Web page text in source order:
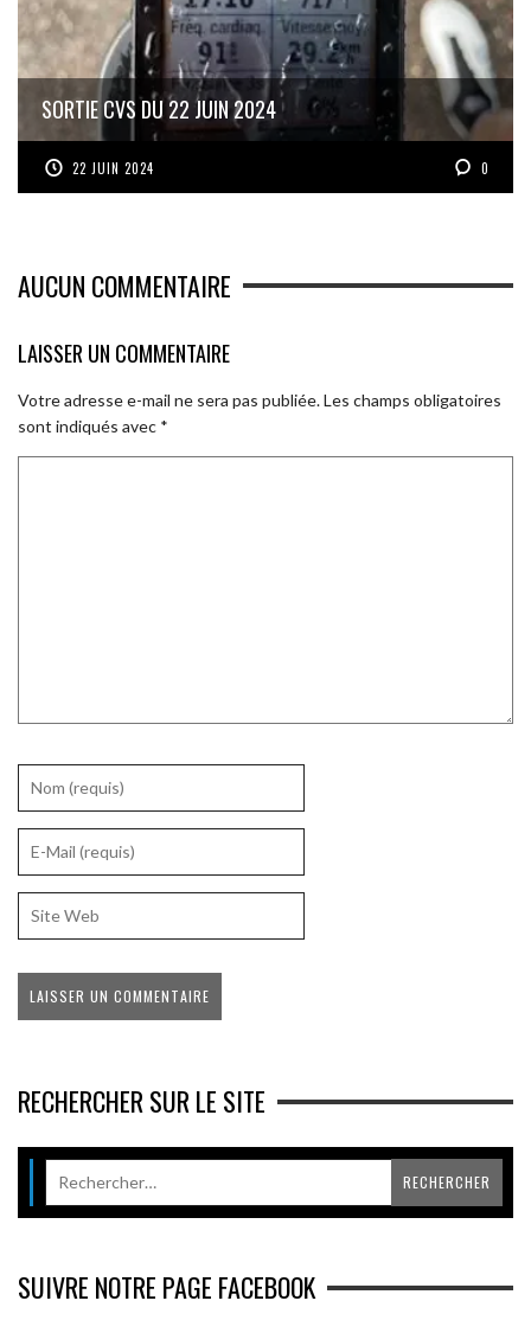
SORTIE CVS DU 22 JUIN 2024
22 JUIN 2024 0
AUCUN COMMENTAIRE
LAISSER UN COMMENTAIRE
Votre adresse e-mail ne sera pas publiée.Les champs obligatoires
sont indiqués avec *
RECHERCHER SUR LE SITE
SUIVRE NOTRE PAGE FACEBOOK